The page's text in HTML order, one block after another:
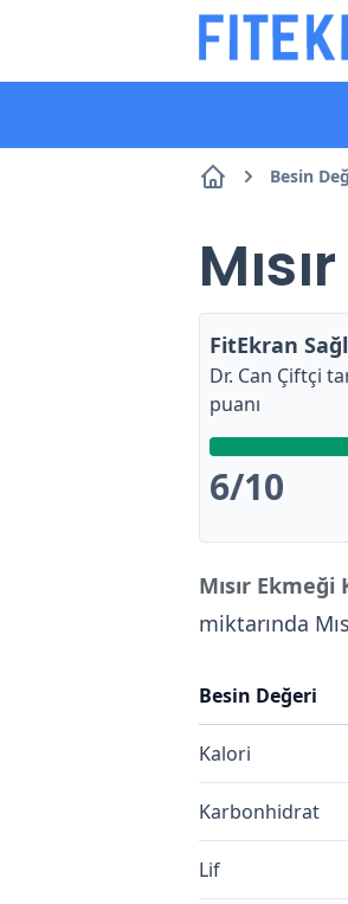
Besin
FitEkran
Dr. Can Çiftçi
puanı
6/10
Mısır
miktarında
Besin Değeri
Kalori
Karbonhidrat
Lif